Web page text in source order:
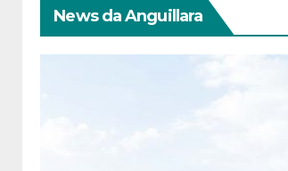
News da Anguillara